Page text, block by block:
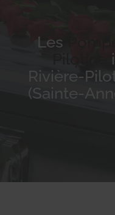
Les
Rivière-
(Sainte-